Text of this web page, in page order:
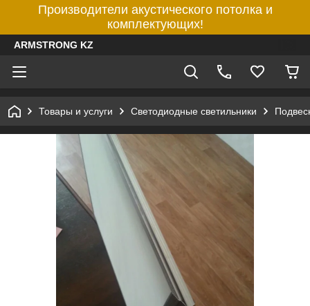
Производители акустического потолка и
комплектующих!
ARMSTRONG KZ
Товары и услуги Светодиодные светильники